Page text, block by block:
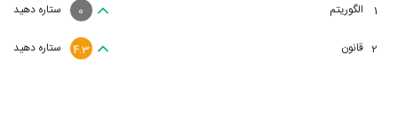
1 الگوریتم ستاره دهید 0
2 قانون ستاره دهید 4.3